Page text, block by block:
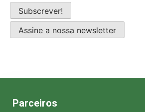
Assine a nossa newsletter
Parceiros